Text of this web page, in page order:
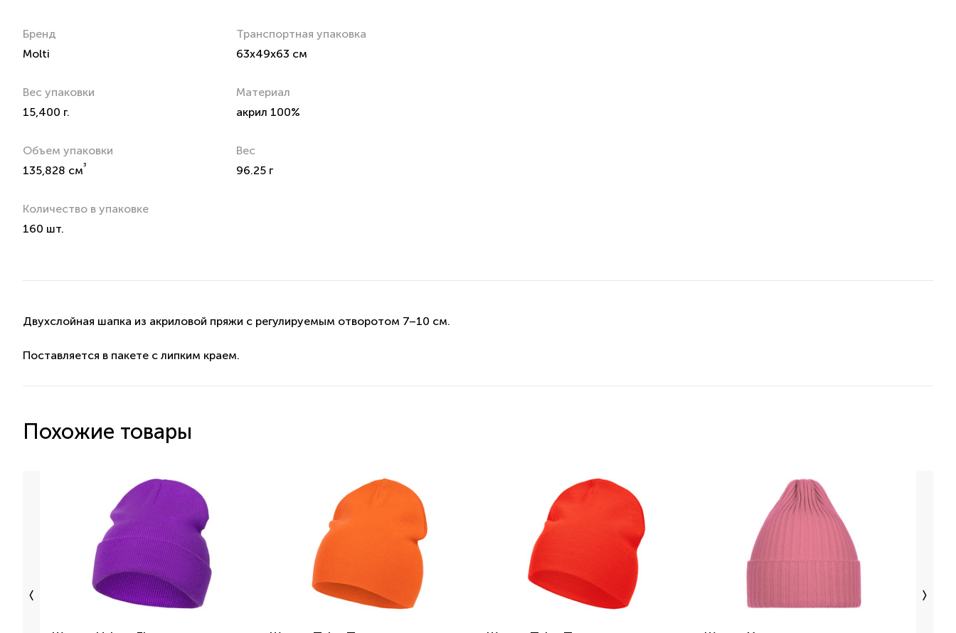
Бренд
Molti
Транспортная упаковка
63x49x63 см
Вес упаковки
15,400 г.
Материал
акрил 100%
Объем упаковки
135,828 см³
Вес
96.25 г
Количество в упаковке
160 шт.
Двухслойная шапка из акриловой пряжи с регулируемым отворотом 7–10 см.
Поставляется в пакете с липким краем.
Похожие товары